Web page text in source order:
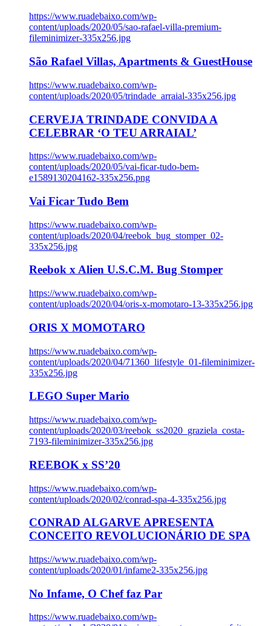
https://www.ruadebaixo.com/wp-
content/uploads/2020/05/sao-rafael-villa-premium-
fileminimizer-335x256.jpg
São Rafael Villas, Apartments & GuestHouse
https://www.ruadebaixo.com/wp-
content/uploads/2020/05/trindade_arraial-335x256.jpg
CERVEJA TRINDADE CONVIDA A
CELEBRAR ‘O TEU ARRAIAL’
https://www.ruadebaixo.com/wp-
content/uploads/2020/05/vai-ficar-tudo-bem-
e1589130204162-335x256.png
Vai Ficar Tudo Bem
https://www.ruadebaixo.com/wp-
content/uploads/2020/04/reebok_bug_stomper_02-
335x256.jpg
Reebok x Alien U.S.C.M. Bug Stomper
https://www.ruadebaixo.com/wp-
content/uploads/2020/04/oris-x-momotaro-13-335x256.jpg
ORIS X MOMOTARO
https://www.ruadebaixo.com/wp-
content/uploads/2020/04/71360_lifestyle_01-fileminimizer-
335x256.jpg
LEGO Super Mario
https://www.ruadebaixo.com/wp-
content/uploads/2020/03/reebok_ss2020_graziela_costa-
7193-fileminimizer-335x256.jpg
REEBOK x SS’20
https://www.ruadebaixo.com/wp-
content/uploads/2020/02/conrad-spa-4-335x256.jpg
CONRAD ALGARVE APRESENTA
CONCEITO REVOLUCIONÁRIO DE SPA
https://www.ruadebaixo.com/wp-
content/uploads/2020/01/infame2-335x256.jpg
No Infame, O Chef faz Par
https://www.ruadebaixo.com/wp-